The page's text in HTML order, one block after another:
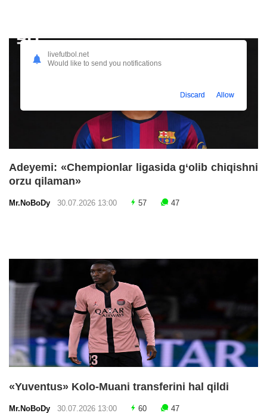
Adeyemi: «Chempionlar ligasida g‘olib chiqishni
orzu qilaman»
Mr.NoBoDy 30.07.2026 13:00 57 47
«Yuventus» Kolo-Muani transferini hal qildi
Mr.NoBoDy 30.07.2026 13:00 60 47
livefutbol.net
Would like to send you notifications
Discard Allow